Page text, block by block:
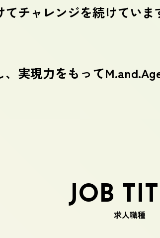
チャレンジを続けていま
実現力をもって
JOB
求人職種